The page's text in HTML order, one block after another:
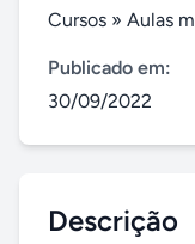
Cursos » Aulas
Publicado em:
30/09/2022
Descrição